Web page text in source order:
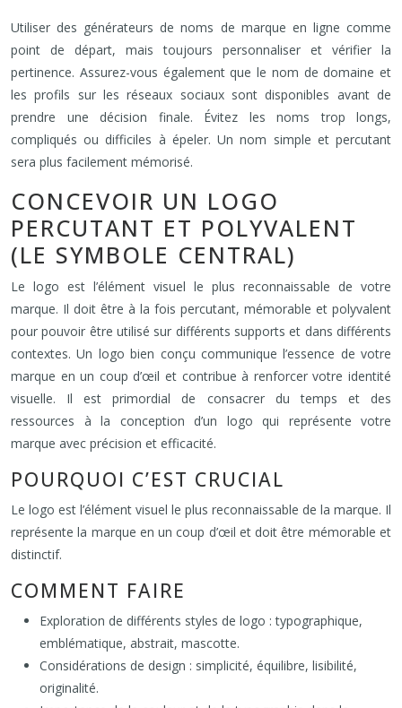
Utiliser des générateurs de noms de marque en ligne comme
point de départ, mais toujours personnaliser et vérifier la
pertinence. Assurez-vous également que le nom de domaine et
les profils sur les réseaux sociaux sont disponibles avant de
prendre une décision finale. Évitez les noms trop longs,
compliqués ou difficiles à épeler. Un nom simple et percutant
sera plus facilement mémorisé.
CONCEVOIR UN LOGO
PERCUTANT ET POLYVALENT
(LE SYMBOLE CENTRAL)
Le logo est l’élément visuel le plus reconnaissable de votre
marque. Il doit être à la fois percutant, mémorable et polyvalent
pour pouvoir être utilisé sur différents supports et dans différents
contextes. Un logo bien conçu communique l’essence de votre
marque en un coup d’œil et contribue à renforcer votre identité
visuelle. Il est primordial de consacrer du temps et des
ressources à la conception d’un logo qui représente votre
marque avec précision et efficacité.
POURQUOI C’EST CRUCIAL
Le logo est l’élément visuel le plus reconnaissable de la marque. Il
représente la marque en un coup d’œil et doit être mémorable et
distinctif.
COMMENT FAIRE
Exploration de différents styles de logo : typographique,
emblématique, abstrait, mascotte.
Considérations de design : simplicité, équilibre, lisibilité,
originalité.